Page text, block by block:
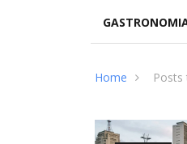
Home Posts